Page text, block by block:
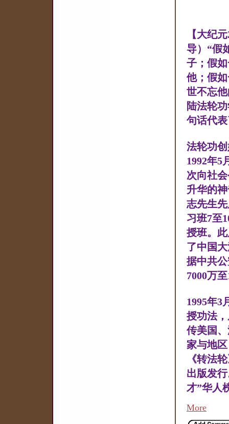
【大纪
导）“假
子；假
他；假
世不忘
陆法轮
句话代
法轮功
1992年5
次向社
升华的
志先生
习班7至
授班。
了中国
据中共
7000万
1995年3
授功法
传美国
家与地
《转法
出版发
才”华人
More